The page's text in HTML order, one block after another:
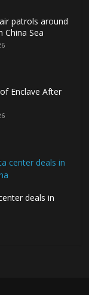
patrols around
China Sea
Enclave After
deals in